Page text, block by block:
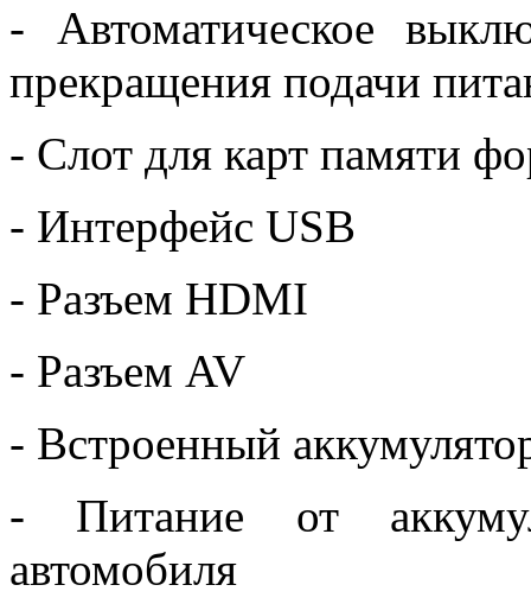
- Автоматическое
прекращения подачи
- Слот для карт памяти
- Интерфейс USB
- Разъем HDMI
- Разъем AV
- Встроенный
- Питание от
автомобиля